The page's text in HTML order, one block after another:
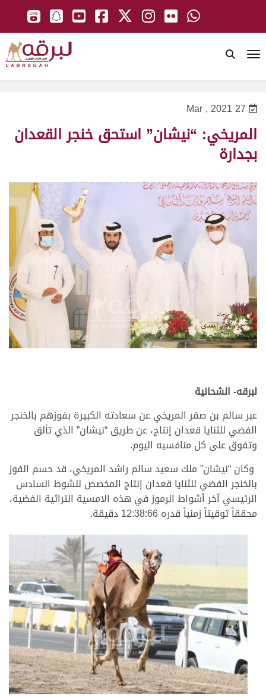
27 Mar , 2021
المريخي: “نيشان” استحق خنجر القعدان
بجدارة
لبرقه- الشحانية
عبر سالم بن صقر المريخي عن سعادته الكبيرة بفوزهم بالخنجر
الفضي للثنايا قعدان إنتاج، عن طريق “نيشان” الذي تألق
وتفوق على كل منافسيه اليوم.
وكان “نيشان” ملك سعيد سالم راشد المريخي، قد حسم الفوز
بالخنجر الفضي للثنايا قعدان إنتاج المخصص للشوط السادس
الرئيسي آخر أشواط الرموز في هذه الامسية التراثية الفضية،
محققاً توقيتاً زمنياً قدره 12:38:66 دقيقة.